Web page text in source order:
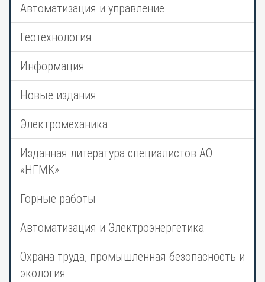
Автоматизация и управление
Геотехнология
Информация
Новые издания
Электромеханика
Изданная литература специалистов АО
«НГМК»
Горные работы
Автоматизация и Электроэнергетика
Охрана труда, промышленная безопасность и
экология